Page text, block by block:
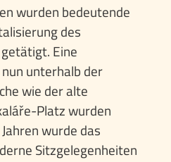
wurden bedeutende
des
Eine
unterhalb der
wie der alte
Platz wurden
wurde das
Sitzgelegenheiten